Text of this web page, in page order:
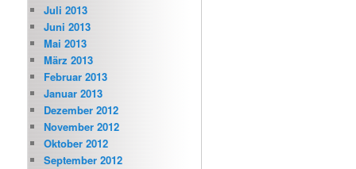
Juli 2013
Juni 2013
Mai 2013
März 2013
Februar 2013
Januar 2013
Dezember 2012
November 2012
Oktober 2012
September 2012